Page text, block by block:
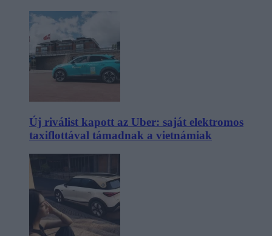
Új riválist kapott az Uber: saját elektromos
taxiflottával támadnak a vietnámiak